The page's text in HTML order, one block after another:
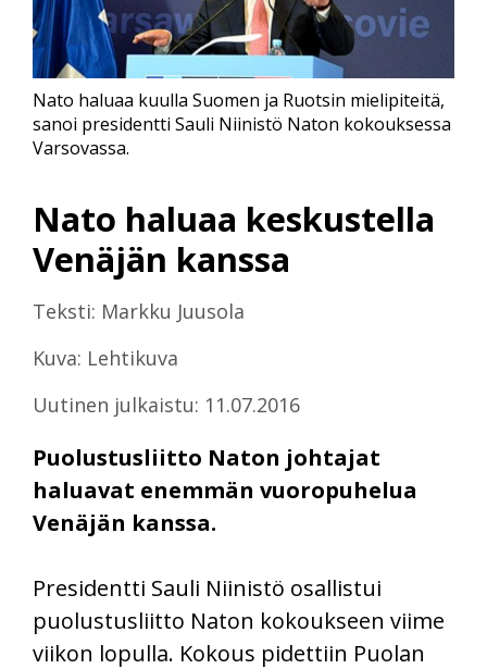
Nato haluaa keskustella
Venäjän kanssa
Teksti: Markku Juusola
Kuva: Lehtikuva
Uutinen julkaistu: 11.07.2016
Puolustusliitto Naton johtajat
haluavat enemmän vuoropuhelua
Venäjän kanssa.
Nato haluaa kuulla Suomen ja Ruotsin mielipiteitä,
sanoi presidentti Sauli Niinistö Naton kokouksessa
Varsovassa.
Presidentti Sauli Niinistö osallistui
puolustusliitto Naton kokoukseen viime
viikon lopulla. Kokous pidettiin Puolan